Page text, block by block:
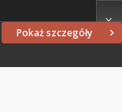
Pokaż szczegóły